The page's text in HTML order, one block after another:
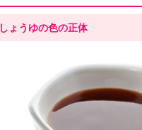
しょうゆの色の正体